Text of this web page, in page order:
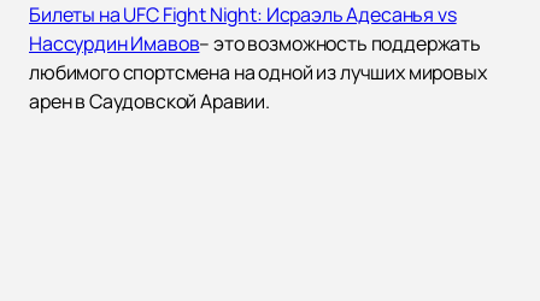
Билеты на UFC Fight Night: Исраэль Адесанья vs
Нассурдин Имавов– это возможность поддержать
любимого спортсмена на одной из лучших мировых
арен в Саудовской Аравии.